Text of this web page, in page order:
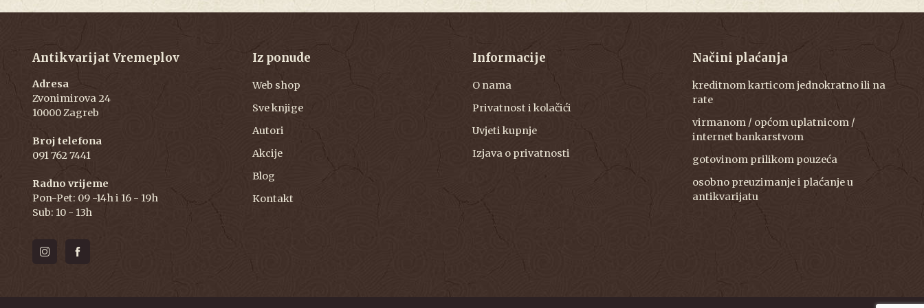
Antikvarijat Vremeplov
Adresa
Zvonimirova 24
10000 Zagreb
Broj telefona
091 762 7441
Radno vrijeme
Pon-Pet: 09 -14h i 16 - 19h
Sub: 10 - 13h
Iz ponude
Web shop
Sve knjige
Autori
Akcije
Blog
Kontakt
Informacije
O nama
Privatnost i kolačići
Uvjeti kupnje
Izjava o privatnosti
Načini plaćanja
kreditnom karticom jednokratno ili na
rate
virmanom / općom uplatnicom /
internet bankarstvom
gotovinom prilikom pouzeća
osobno preuzimanje i plaćanje u
antikvarijatu